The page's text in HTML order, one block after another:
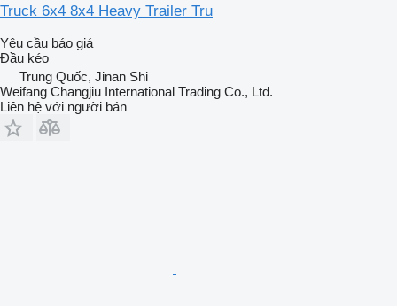
Truck 6x4 8x4 Heavy Trailer Tru
Yêu cầu báo giá
Đầu kéo
Trung Quốc, Jinan Shi
Weifang Changjiu International Trading Co., Ltd.
Liên hệ với người bán